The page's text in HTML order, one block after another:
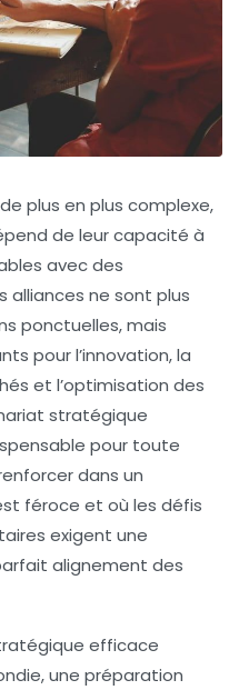
plus en plus complexe,
de leur capacité à
avec des
alliances ne sont plus
ponctuelles, mais
pour l’innovation, la
et l’optimisation des
stratégique
pour toute
dans un
féroce et où les défis
exigent une
alignement des
efficace
une préparation